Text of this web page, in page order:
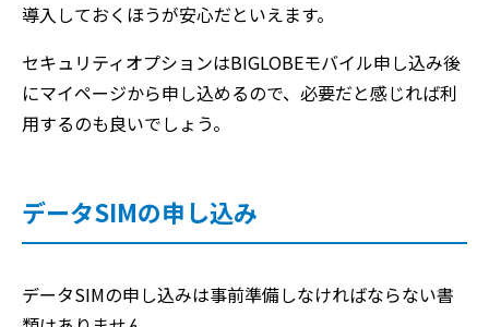
導入しておくほうが安心だといえます。
セキュリティオプションはBIGLOBEモバイル申し込み後
にマイページから申し込めるので、必要だと感じれば利
用するのも良いでしょう。
データSIMの申し込み
データSIMの申し込みは事前準備しなければならない書